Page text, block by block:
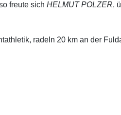
freute sich HELMUT POLZER,
radeln 20 km an der